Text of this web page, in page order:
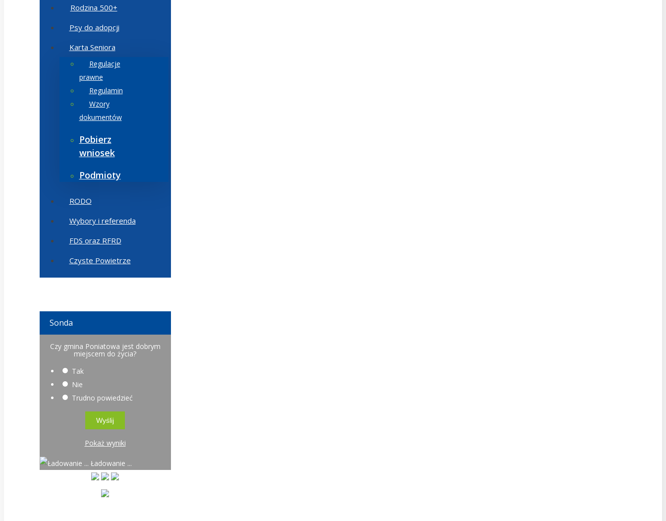
Rodzina 500+
Psy do adopcji
Karta Seniora
Regulacje
prawne
Regulamin
Wzory
dokumentów
Pobierz
wniosek
Podmioty
RODO
Wybory i referenda
FDS oraz RFRD
Czyste Powietrze
Sonda
Czy gmina Poniatowa jest dobrym
miejscem do życia?
Tak
Nie
Trudno powiedzieć
Pokaż wyniki
Ładowanie ...